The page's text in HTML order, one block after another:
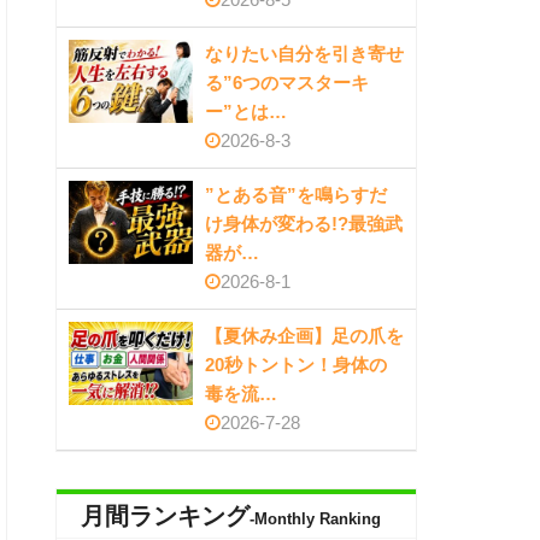
なりたい自分を引き寄せ
る”6つのマスターキ
ー”とは…
2026-8-3
”とある音”を鳴らすだ
け身体が変わる!?最強武
器が…
2026-8-1
【夏休み企画】足の爪を
20秒トントン！身体の
毒を流…
2026-7-28
月間ランキング-Monthly Ranking